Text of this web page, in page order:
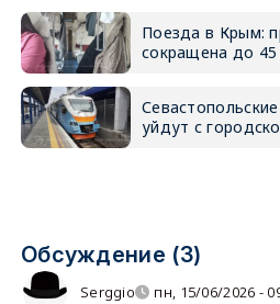
Поезда в Крым:
сокращена до 45
уйдут с
Обсуждение (3)
Serggio пн, 15/06/2026 -